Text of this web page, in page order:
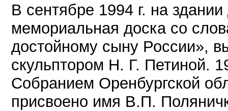
В сентябре 1994 г. на
мемориальная доска со
достойному сыну России»,
скульптором Н. Г. Петиной.
Собранием Оренбургской
присвоено имя В.П.